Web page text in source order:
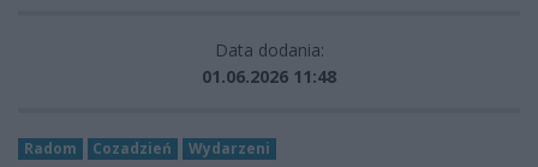
Data dodania:
01.06.2026 11:48
Radom Cozadzień Wydarzeni